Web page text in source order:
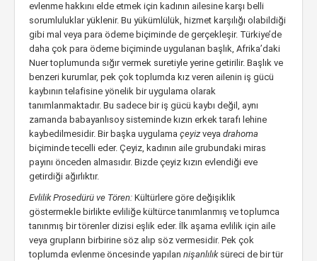
evlenme hakkını elde etmek için kadının ailesine karşı belli
sorumluluklar yüklenir. Bu yükümlülük, hizmet karşılığı olabildiği
gibi mal veya para ödeme biçiminde de gerçekleşir. Türkiye’de
daha çok para ödeme biçiminde uygulanan başlık, Afrika’daki
Nuer toplumunda sığır vermek suretiyle yerine getirilir. Başlık ve
benzeri kurumlar, pek çok toplumda kız veren ailenin iş gücü
kaybının telafisine yönelik bir uygulama olarak
tanımlanmaktadır. Bu sadece bir iş gücü kaybı değil, aynı
zamanda babayanlısoy sisteminde kızın erkek tarafı lehine
kaybedilmesidir. Bir başka uygulama çeyiz veya drahoma
biçiminde tecelli eder. Çeyiz, kadının aile grubundaki miras
payını önceden almasıdır. Bizde çeyiz kızın evlendiği eve
getirdiği ağırlıktır.
Evlilik Prosedürü ve Tören: Kültürlere göre değişiklik
göstermekle birlikte evliliğe kültürce tanımlanmış ve toplumca
tanınmış bir törenler dizisi eşlik eder. İlk aşama evlilik için aile
veya grupların birbirine söz alıp söz vermesidir. Pek çok
toplumda evlenme öncesinde yapılan nişanlılık süreci de bir tür